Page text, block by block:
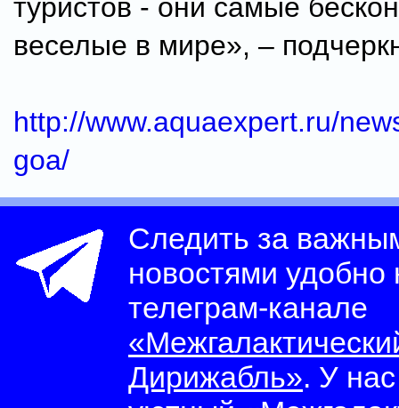
туристов - они самые
веселые в мире», –
http://www.aquaexpert.ru/
goa/
Следить за
новостями
телеграм-канале
Дирижабль». У